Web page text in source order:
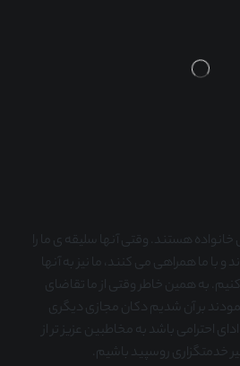
هستند. وقتی آنها سلیقه ی ما را
و با ما همراهی می کنند، ما نیز به آنها
به همین خاطر وقتی از ما تقاضای
بر آن شدیم دکان مجازی دیگری
با نام کالا 360 تا ادای احترامی باشد به مخاطبین عزیز تر از
خدمتگزاری روسپید باشیم.